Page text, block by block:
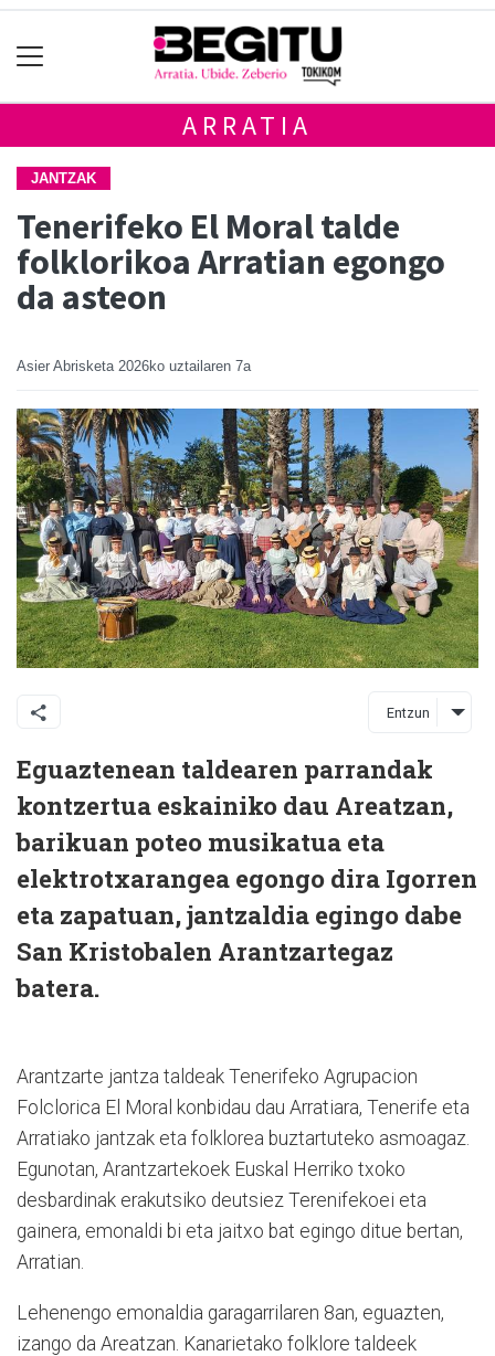
ARRATIA
JANTZAK
Tenerifeko El Moral talde
folklorikoa Arratian egongo
da asteon
Asier Abrisketa 2026ko uztailaren 7a
Entzun
Eguaztenean taldearen parrandak
kontzertua eskainiko dau Areatzan,
barikuan poteo musikatua eta
elektrotxarangea egongo dira Igorren
eta zapatuan, jantzaldia egingo dabe
San Kristobalen Arantzartegaz
batera.
Arantzarte jantza taldeak Tenerifeko Agrupacion
Folclorica El Moral konbidau dau Arratiara, Tenerife eta
Arratiako jantzak eta folklorea buztartuteko asmoagaz.
Egunotan, Arantzartekoek Euskal Herriko txoko
desbardinak erakutsiko deutsiez Terenifekoei eta
gainera, emonaldi bi eta jaitxo bat egingo ditue bertan,
Arratian.
Lehenengo emonaldia garagarrilaren 8an, eguazten,
izango da Areatzan. Kanarietako folklore taldeek